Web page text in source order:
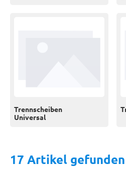
Trennscheiben
Universal
17 Artikel gefunden